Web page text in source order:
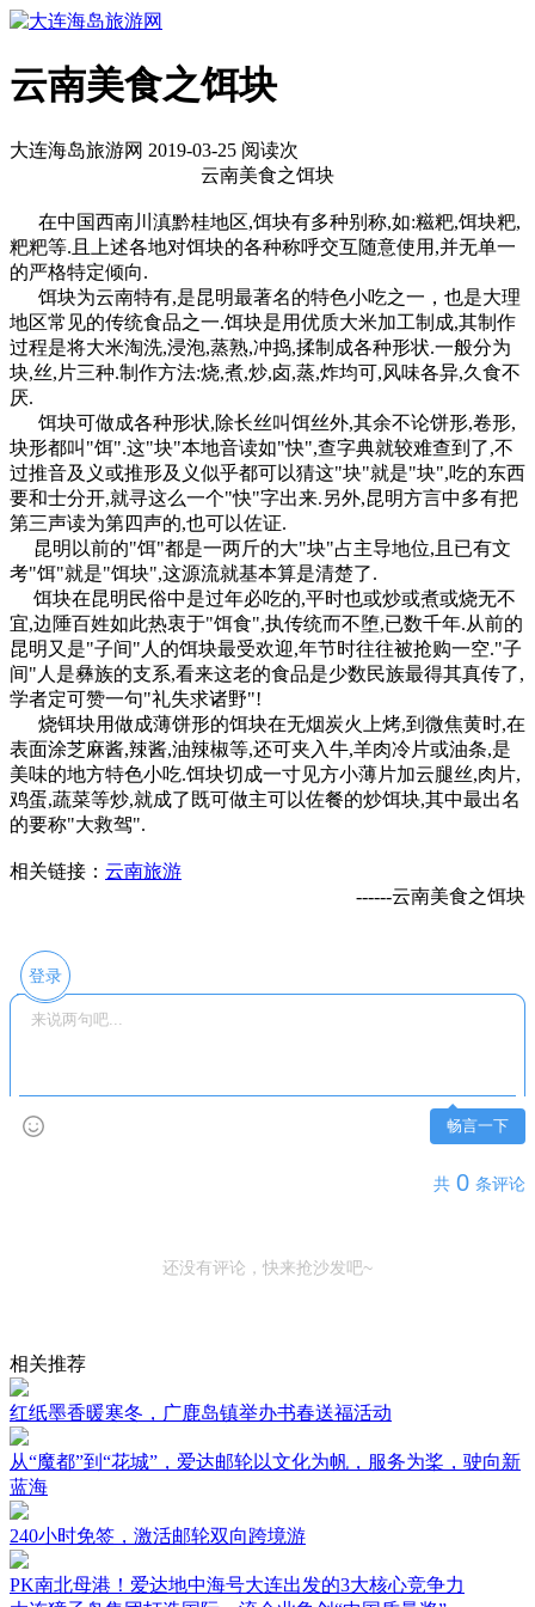
云南美食之饵块
大连海岛旅游网 2019-03-25 阅读次
云南美食之饵块
在中国西南川滇黔桂地区,饵块有多种别称,如:糍粑,饵块粑,
粑粑等.且上述各地对饵块的各种称呼交互随意使用,并无单一
的严格特定倾向.
饵块为云南特有,是昆明最著名的特色小吃之一，也是大理
地区常见的传统食品之一.饵块是用优质大米加工制成,其制作
过程是将大米淘洗,浸泡,蒸熟,冲捣,揉制成各种形状.一般分为
块,丝,片三种.制作方法:烧,煮,炒,卤,蒸,炸均可,风味各异,久食不
厌.
饵块可做成各种形状,除长丝叫饵丝外,其余不论饼形,卷形,
块形都叫"饵".这"块"本地音读如"快",查字典就较难查到了,不
过推音及义或推形及义似乎都可以猜这"块"就是"块",吃的东西
要和士分开,就寻这么一个"快"字出来.另外,昆明方言中多有把
第三声读为第四声的,也可以佐证.
昆明以前的"饵"都是一两斤的大"块"占主导地位,且已有文
考"饵"就是"饵块",这源流就基本算是清楚了.
饵块在昆明民俗中是过年必吃的,平时也或炒或煮或烧无不
宜,边陲百姓如此热衷于"饵食",执传统而不堕,已数千年.从前的
昆明又是"子间"人的饵块最受欢迎,年节时往往被抢购一空."子
间"人是彝族的支系,看来这老的食品是少数民族最得其真传了,
学者定可赞一句"礼失求诸野"!
烧铒块用做成薄饼形的饵块在无烟炭火上烤,到微焦黄时,在
表面涂芝麻酱,辣酱,油辣椒等,还可夹入牛,羊肉冷片或油条,是
美味的地方特色小吃.饵块切成一寸见方小薄片加云腿丝,肉片,
鸡蛋,蔬菜等炒,就成了既可做主可以佐餐的炒饵块,其中最出名
的要称"大救驾".
相关链接： 云南旅游
------云南美食之饵块
登录
畅言一下
共 0 条评论
还没有评论，快来抢沙发吧~
相关推荐
红纸墨香暖寒冬，广鹿岛镇举办书春送福活动
从“魔都”到“花城”，爱达邮轮以文化为帆，服务为桨，驶向新
蓝海
240小时免签，激活邮轮双向跨境游
PK南北母港！爱达地中海号大连出发的3大核心竞争力